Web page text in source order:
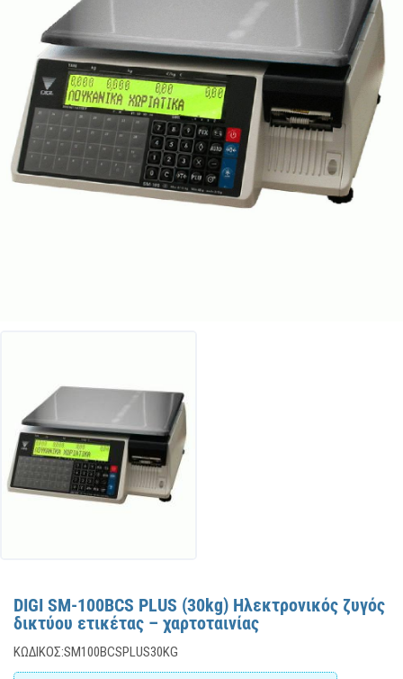
DIGI SM-100BCS PLUS (30kg) Ηλεκτρονικός ζυγός
δικτύου ετικέτας – χαρτοταινίας
ΚΩΔΙΚΌΣ:SM100BCSPLUS30KG